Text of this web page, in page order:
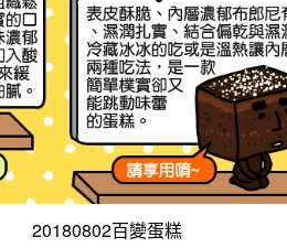
20180802百變蛋糕